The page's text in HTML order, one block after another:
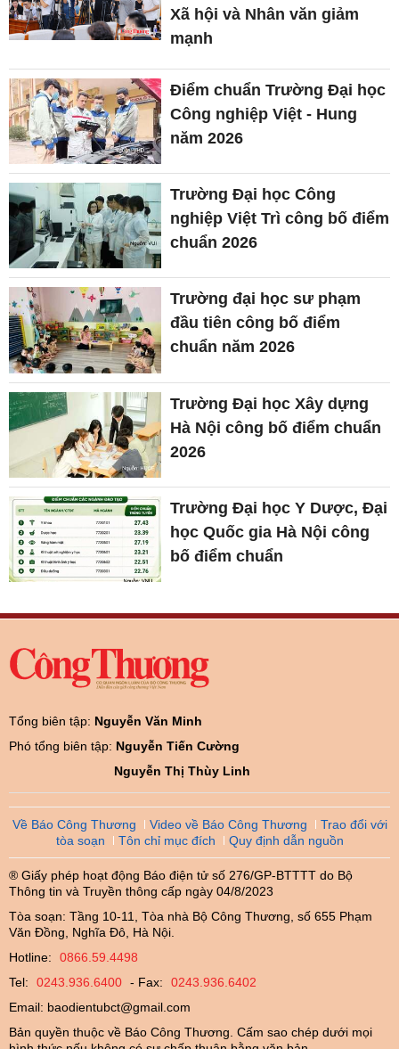
Xã hội và Nhân văn giảm
mạnh
Điểm chuẩn Trường Đại học
Công nghiệp Việt - Hung
năm 2026
Trường Đại học Công
nghiệp Việt Trì công bố điểm
chuẩn 2026
Trường đại học sư phạm
đầu tiên công bố điểm
chuẩn năm 2026
Trường Đại học Xây dựng
Hà Nội công bố điểm chuẩn
2026
Trường Đại học Y Dược, Đại
học Quốc gia Hà Nội công
bố điểm chuẩn
Tổng biên tập: Nguyễn Văn Minh
Phó tổng biên tập: Nguyễn Tiến Cường
Nguyễn Thị Thùy Linh
Về Báo Công Thương Video về Báo Công Thương
Trao đổi với
tòa soạn
Tôn chỉ mục đích Quy định dẫn nguồn
® Giấy phép hoạt động Báo điện tử số 276/GP-BTTTT do Bộ
Thông tin và Truyền thông cấp ngày 04/8/2023
Tòa soạn: Tầng 10-11, Tòa nhà Bộ Công Thương, số 655 Phạm
Văn Đồng, Nghĩa Đô, Hà Nội.
Hotline:
0866.59.4498
Tel:
0243.936.6400 - Fax:
0243.936.6402
Email: baodientubct@gmail.com
Bản quyền thuộc về Báo Công Thương. Cấm sao chép dưới mọi